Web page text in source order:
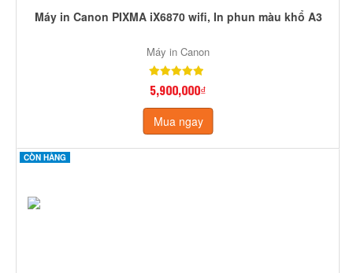
Máy in Canon PIXMA iX6870 wifi, In phun màu khổ A3
Máy in Canon
5,900,000₫
Mua ngay
CÒN HÀNG